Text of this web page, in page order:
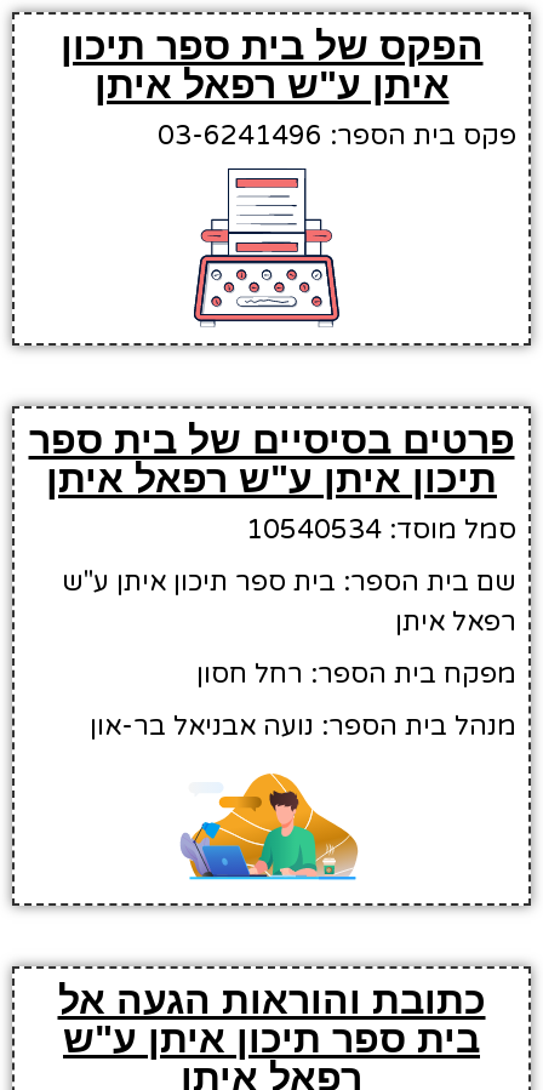
הפקס של בית ספר תיכון
איתן ע"ש רפאל איתן
פקס בית הספר: 03-6241496
פרטים בסיסיים של בית ספר
תיכון איתן ע"ש רפאל איתן
סמל מוסד: 10540534
שם בית הספר: בית ספר תיכון איתן ע"ש
רפאל איתן
מפקח בית הספר: רחל חסון
מנהל בית הספר: נועה אבניאל בר-און
כתובת והוראות הגעה אל
בית ספר תיכון איתן ע"ש
רפאל איתן